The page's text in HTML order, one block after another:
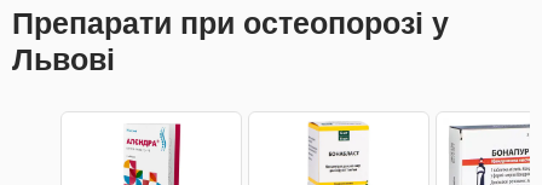
Препарати при остеопорозі у
Львові